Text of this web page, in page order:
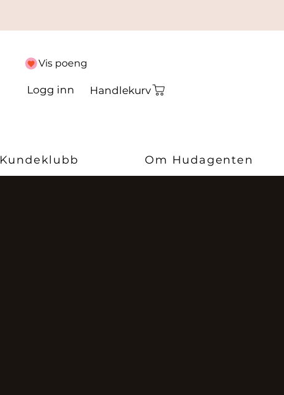
Vis poeng
Logg inn Handlekurv
Kundeklubb Om Hudagenten